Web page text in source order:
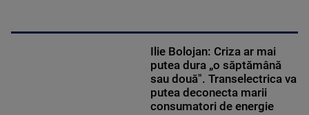
Ilie Bolojan: Criza ar mai
putea dura „o săptămână
sau două". Transelectrica va
putea deconecta marii
consumatori de energie